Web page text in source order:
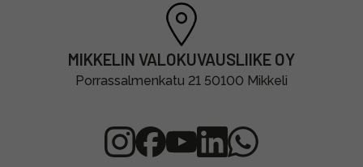
MIKKELIN VALOKUVAUSLIIKE OY
Porrassalmenkatu 21 50100 Mikkeli